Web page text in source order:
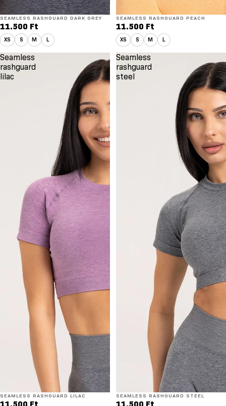
SEAMLESS RASHGUARD DARK GREY
11.500 Ft
XS S M L
SEAMLESS RASHGUARD PEACH
11.500 Ft
XS S M L
Seamless
rashguard
lilac
SEAMLESS RASHGUARD LILAC
11.500 Ft
Seamless
rashguard
steel
SEAMLESS RASHGUARD STEEL
11.500 Ft